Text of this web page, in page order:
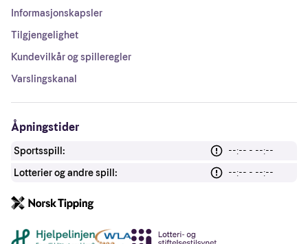
Informasjonskapsler
Tilgjengelighet
Kundevilkår og spilleregler
Varslingskanal
Åpningstider
Sportsspill:
--:-- - --:--
Lotterier og andre spill:
--:-- - --:--
Andre lenker